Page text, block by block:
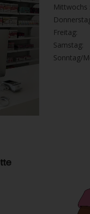
Mittwochs :
Freitag:
Samstag:
Sonntag/